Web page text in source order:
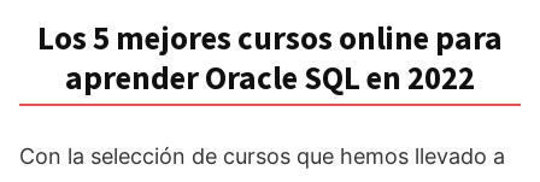
Los 5 mejores cursos online para
aprender Oracle SQL en 2022
Con la selección de cursos que hemos llevado a